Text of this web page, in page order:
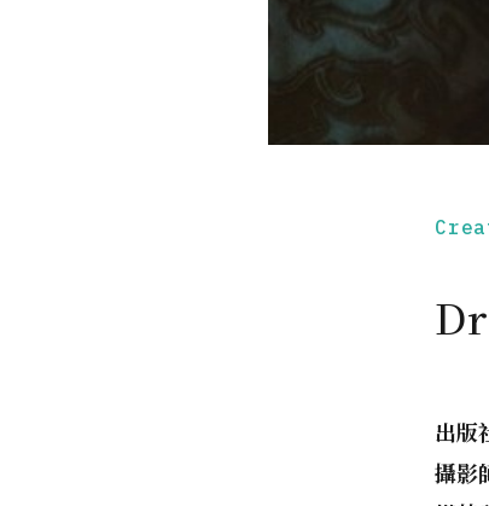
出版
攝影